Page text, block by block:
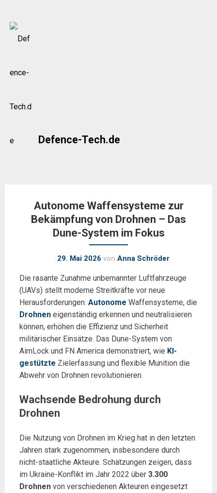
Skip
Defence-Tech.de
Autonome Waffensysteme zur
Bekämpfung von Drohnen – Das
Dune-System im Fokus
29. Mai 2026 von Anna Schröder
Die rasante Zunahme unbemannter Luftfahrzeuge
(UAVs) stellt moderne Streitkräfte vor neue
Herausforderungen. Autonome Waffensysteme, die
Drohnen eigenständig erkennen und neutralisieren
können, erhöhen die Effizienz und Sicherheit
militärischer Einsätze. Das Dune-System von
AimLock und FN America demonstriert, wie KI-
gestützte Zielerfassung und flexible Munition die
Abwehr von Drohnen revolutionieren.
Wachsende Bedrohung durch
Drohnen
Die Nutzung von Drohnen im Krieg hat in den letzten
Jahren stark zugenommen, insbesondere durch
nicht-staatliche Akteure. Schätzungen zeigen, dass
im Ukraine-Konflikt im Jahr 2022 über 3.300
Drohnen von verschiedenen Akteuren eingesetzt